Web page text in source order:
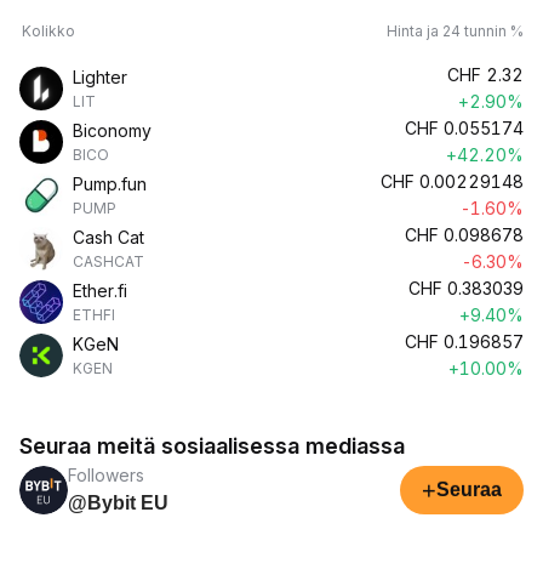
Kolikko Hinta ja 24 tunnin %
Lighter
LIT
CHF 2.32
+2.90%
Biconomy
BICO
CHF 0.055174
+42.20%
Pump.fun
PUMP
CHF 0.00229148
-1.60%
Cash Cat
CASHCAT
CHF 0.098678
-6.30%
Ether.fi
ETHFI
CHF 0.383039
+9.40%
KGeN
KGEN
CHF 0.196857
+10.00%
Seuraa meitä sosiaalisessa mediassa
Followers
@Bybit EU
+Seuraa